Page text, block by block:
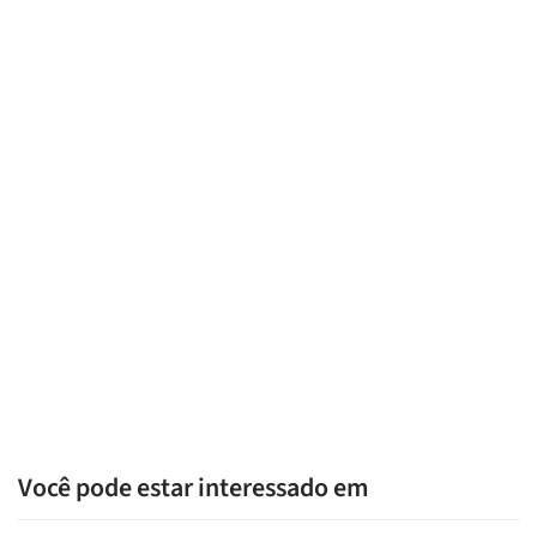
Você pode estar interessado em